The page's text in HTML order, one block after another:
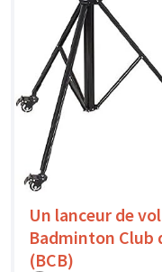
Un lanceur de
Badminton Club
(BCB)